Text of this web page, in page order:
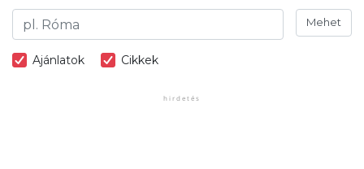
Mehet
Ajánlatok Cikkek